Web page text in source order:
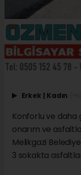
Erkek | Kadın
Konforlu ve daha
onarım ve
Melikgazi
3 sokakta